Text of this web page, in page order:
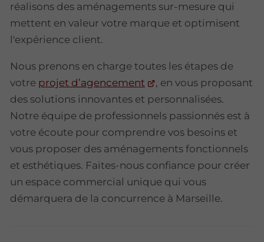
réalisons des aménagements sur-mesure qui
mettent en valeur votre marque et optimisent
l'expérience client.
Nous prenons en charge toutes les étapes de
votre projet d’agencement
, en vous proposant
des solutions innovantes et personnalisées.
Notre équipe de professionnels passionnés est à
votre écoute pour comprendre vos besoins et
vous proposer des aménagements fonctionnels
et esthétiques. Faites-nous confiance pour créer
un espace commercial unique qui vous
démarquera de la concurrence à Marseille.